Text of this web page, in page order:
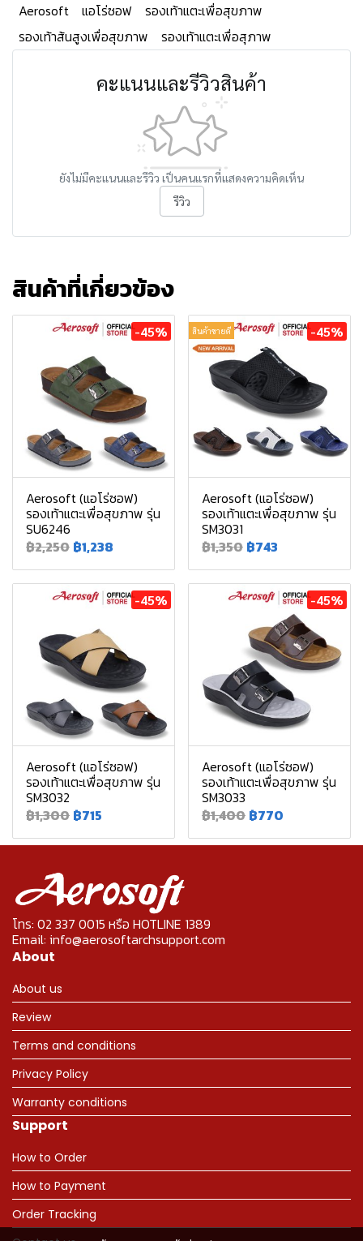
Aerosoft แอโร่ซอฟ
รองเท้าแตะเพื่อสุขภาพ
รองเท้าส้นสูงเพื่อสุขภาพ
รองเท้าแตะเพื่อสุภาพ
คะแนนและรีวิวสินค้า
ยังไม่มีคะแนนและรีวิว เป็นคนแรกที่แสดงความคิดเห็น
รีวิว
สินค้าที่เกี่ยวข้อง
-45%
Aerosoft (แอโร่ซอฟ)
รองเท้าแตะเพื่อสุขภาพ รุ่น
SU6246
฿2,250 ฿1,238
สินค้าขายดี -45%
Aerosoft (แอโร่ซอฟ)
รองเท้าแตะเพื่อสุขภาพ รุ่น
SM3031
฿1,350 ฿743
-45%
Aerosoft (แอโร่ซอฟ)
รองเท้าแตะเพื่อสุขภาพ รุ่น
SM3032
฿1,300 ฿715
-45%
Aerosoft (แอโร่ซอฟ)
รองเท้าแตะเพื่อสุขภาพ รุ่น
SM3033
฿1,400 ฿770
โทร: 02 337 0015 หรือ HOTLINE 1389
Email: info@aerosoftarchsupport.com
About
About us
Review
Terms and conditions
Privacy Policy
Warranty conditions
Support
How to Order
How to Payment
Order Tracking